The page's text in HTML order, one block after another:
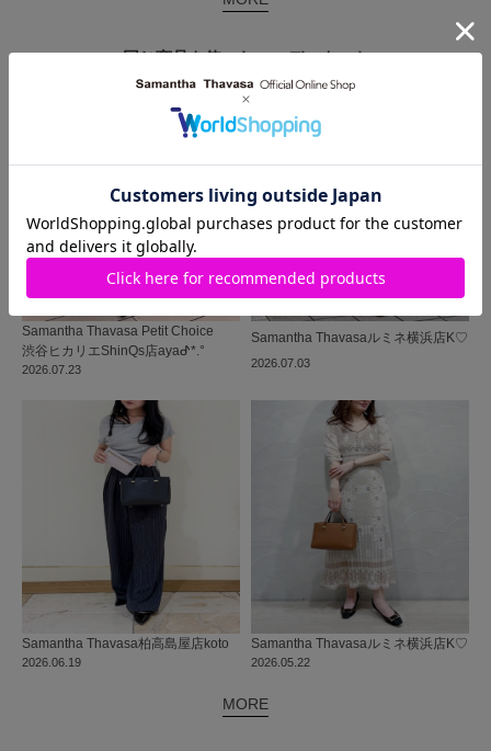
同じ商品を使ったコーディネート
2026.07.23
Samantha Thavasa Petit Choice
渋谷ヒカリエShinQs店ayaᕷ*.°
2026.07.03
Samantha Thavasaルミネ横浜店K♡
2026.06.19
Samantha Thavasa柏高島屋店koto
2026.05.22
Samantha Thavasaルミネ横浜店K♡
MORE